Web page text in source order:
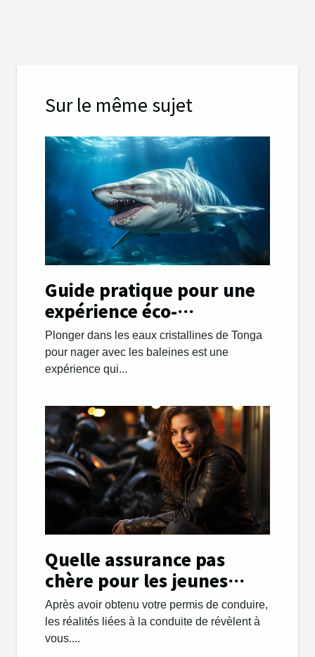
Sur le même sujet
Guide pratique pour une
expérience éco-
responsable en nageant
avec les baleines à Tonga
Plonger dans les eaux cristallines de Tonga
pour nager avec les baleines est une
expérience qui...
Quelle assurance pas
chère pour les jeunes
automobilistes ?
Après avoir obtenu votre permis de conduire,
les réalités liées à la conduite de révèlent à
vous....